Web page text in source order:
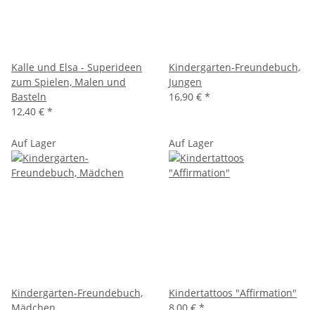
Kalle und Elsa - Superideen
zum Spielen, Malen und
Basteln
12,40 € *
Kindergarten-Freundebuch,
Jungen
16,90 € *
Auf Lager
Kindergarten-Freundebuch,
Auf Lager
Kindertattoos "Affirmation"